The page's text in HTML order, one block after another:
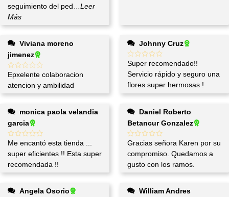
seguimiento del ped
...Leer
Más
jimenez
Epxelente colaboracion
atencion y ambilidad
Johnny Cruz
Super recomendado!!
Servicio rápido y seguro una
flores super hermosas !
garcia
Me encantó esta tienda ...
super eficientes !! Esta super
recomendada !!
Betancur Gonzalez
Gracias señora Karen por su
compromiso. Quedamos a
gusto con los ramos.
Angela Osorio